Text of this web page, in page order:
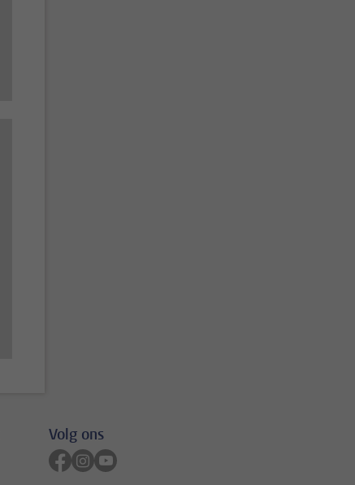
Volg ons
Volg ons op facebook
Volg ons op instagram
Volg ons op youtube